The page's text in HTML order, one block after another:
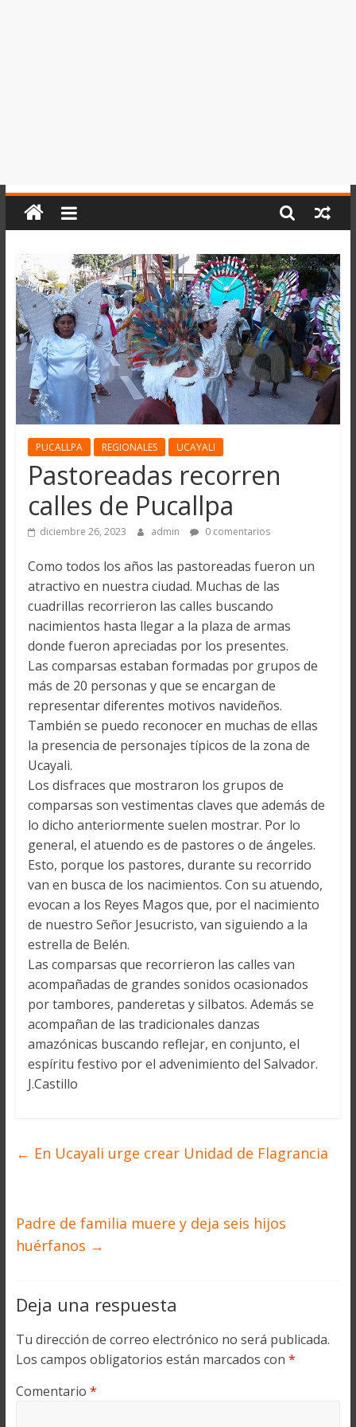
PUCALLPA REGIONALES UCAYALI
Pastoreadas recorren
calles de Pucallpa
diciembre 26, 2023 admin 0 comentarios
Como todos los años las pastoreadas fueron un
atractivo en nuestra ciudad. Muchas de las
cuadrillas recorrieron las calles buscando
nacimientos hasta llegar a la plaza de armas
donde fueron apreciadas por los presentes.
Las comparsas estaban formadas por grupos de
más de 20 personas y que se encargan de
representar diferentes motivos navideños.
También se puedo reconocer en muchas de ellas
la presencia de personajes típicos de la zona de
Ucayali.
Los disfraces que mostraron los grupos de
comparsas son vestimentas claves que además de
lo dicho anteriormente suelen mostrar. Por lo
general, el atuendo es de pastores o de ángeles.
Esto, porque los pastores, durante su recorrido
van en busca de los nacimientos. Con su atuendo,
evocan a los Reyes Magos que, por el nacimiento
de nuestro Señor Jesucristo, van siguiendo a la
estrella de Belén.
Las comparsas que recorrieron las calles van
acompañadas de grandes sonidos ocasionados
por tambores, panderetas y silbatos. Además se
acompañan de las tradicionales danzas
amazónicas buscando reflejar, en conjunto, el
espíritu festivo por el advenimiento del Salvador.
J.Castillo
← En Ucayali urge crear Unidad de Flagrancia
Padre de familia muere y deja seis hijos
huérfanos →
Deja una respuesta
Tu dirección de correo electrónico no será publicada.
Los campos obligatorios están marcados con *
Comentario *